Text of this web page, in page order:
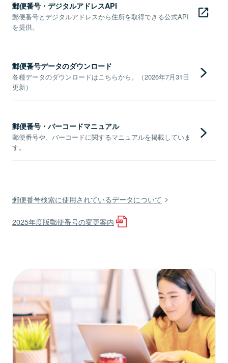
郵便番号・デジタルアドレスAPI
郵便番号とデジタルアドレスから住所を取得できる公式API
を提供。
郵便番号データのダウンロード
各種データのダウンロードはこちらから。（2026年7月31日
更新）
郵便番号・バーコードマニュアル
郵便番号や、バーコードに関するマニュアルを掲載していま
す。
郵便番号検索に使用されているデータについて
2025年度版郵便番号の変更案内